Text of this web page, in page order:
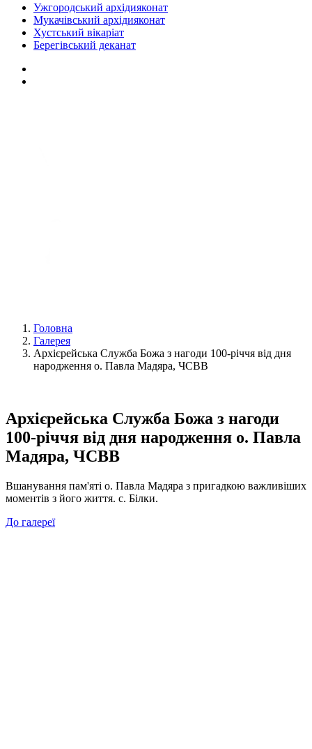
Ужгородський архідияконат
Мукачівський архідияконат
Хустський вікаріат
Берегівський деканат
Головна
Галерея
Архієрейська Служба Божа з нагоди 100-річчя від дня
народження о. Павла Мадяра, ЧСВВ
Архієрейська Служба Божа з нагоди
100-річчя від дня народження о. Павла
Мадяра, ЧСВВ
Вшанування пам'яті о. Павла Мадяра з пригадкою важливіших
моментів з його життя. с. Білки.
До галереї